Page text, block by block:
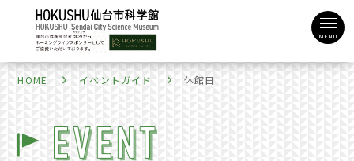
MENU
HOME イベントガイド 休館日